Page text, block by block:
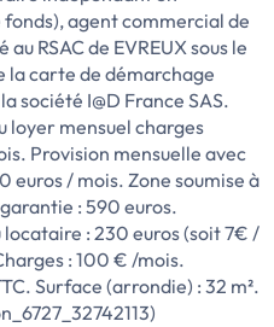
agent commercial de
RSAC de EVREUX sous le
la carte de démarchage
société I@D France SAS.
loyer mensuel charges
Provision mensuelle avec
/ mois. Zone soumise à
: 590 euros.
locataire : 230 euros (soit 7€ /
: 100 € /mois.
Surface (arrondie) : 32 m².